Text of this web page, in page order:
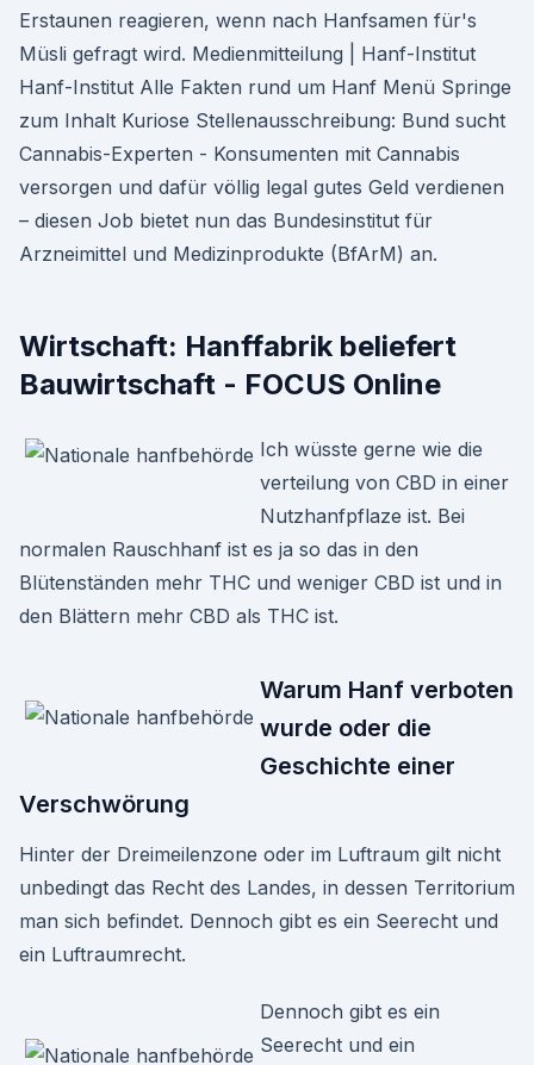
Erstaunen reagieren, wenn nach Hanfsamen für's
Müsli gefragt wird. Medienmitteilung | Hanf-Institut
Hanf-Institut Alle Fakten rund um Hanf Menü Springe
zum Inhalt Kuriose Stellenausschreibung: Bund sucht
Cannabis-Experten - Konsumenten mit Cannabis
versorgen und dafür völlig legal gutes Geld verdienen
– diesen Job bietet nun das Bundesinstitut für
Arzneimittel und Medizinprodukte (BfArM) an.
Wirtschaft: Hanffabrik beliefert
Bauwirtschaft - FOCUS Online
Ich wüsste gerne wie die
verteilung von CBD in einer
Nutzhanfpflaze ist. Bei
normalen Rauschhanf ist es ja so das in den
Blütenständen mehr THC und weniger CBD ist und in
den Blättern mehr CBD als THC ist.
Warum Hanf verboten
wurde oder die
Geschichte einer
Verschwörung
Hinter der Dreimeilenzone oder im Luftraum gilt nicht
unbedingt das Recht des Landes, in dessen Territorium
man sich befindet. Dennoch gibt es ein Seerecht und
ein Luftraumrecht.
Dennoch gibt es ein
Seerecht und ein